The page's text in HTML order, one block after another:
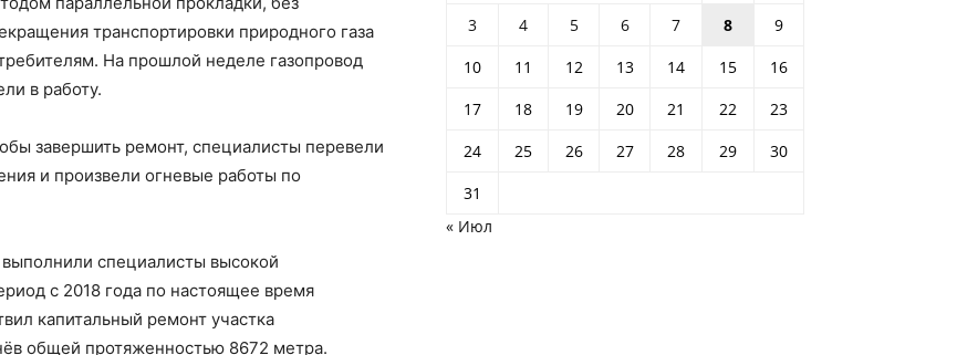
транспортировки природного газа
На прошлой неделе газопровод
в работу.
завершить ремонт, специалисты перевели
и произвели огневые работы по
специалисты высокой
с 2018 года по настоящее время
капитальный ремонт участка
общей протяженностью 8672 метра.
3
4 5 6 7 8
9
10
11 12 13 14 15
16
17
18 19 20 21 22
23
24
25 26 27 28 29
30
31
« Июл